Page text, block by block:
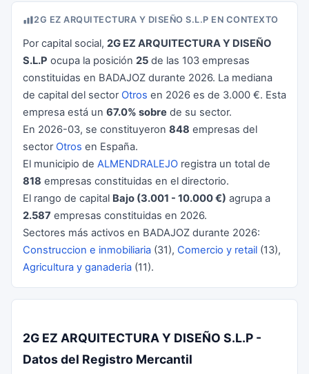
2G EZ ARQUITECTURA Y DISEÑO S.L.P EN CONTEXTO
Por capital social, 2G EZ ARQUITECTURA Y DISEÑO
S.L.P ocupa la posición 25 de las 103 empresas
constituidas en BADAJOZ durante 2026. La mediana
de capital del sector Otros en 2026 es de 3.000 €. Esta
empresa está un 67.0% sobre de su sector.
En 2026-03, se constituyeron 848 empresas del
sector Otros en España.
El municipio de ALMENDRALEJO registra un total de
818 empresas constituidas en el directorio.
El rango de capital Bajo (3.001 - 10.000 €) agrupa a
2.587 empresas constituidas en 2026.
Sectores más activos en BADAJOZ durante 2026:
Construccion e inmobiliaria (31), Comercio y retail (13),
Agricultura y ganaderia (11).
2G EZ ARQUITECTURA Y DISEÑO S.L.P -
Datos del Registro Mercantil